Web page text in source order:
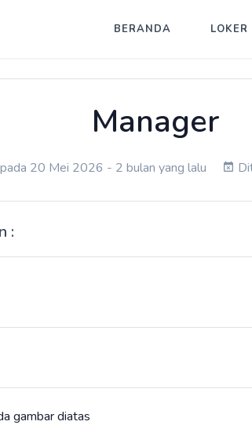
BERANDA LOKER
Manager
20 Mei 2026 - 2 bulan yang lalu
:
gambar diatas